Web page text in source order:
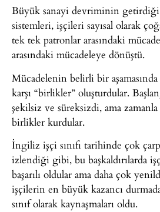
Büyük sanayi devriminin
sistemleri, işçileri sayısal olarak
tek tek patronlar arasındaki
arasındaki mücadeleye dönüştü.
Mücadelenin belirli bir
karşı “birlikler” oluşturdular.
şekilsiz ve süreksizdi, ama
birlikler kurdular.
İngiliz işçi sınıfı tarihinde çok
izlendiği gibi, bu başkaldırılarda
başarılı oldular ama daha çok
işçilerin en büyük kazancı
sınıf olarak kaynaşmaları oldu.